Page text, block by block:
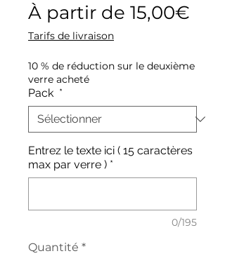
À partir de 15,00€
Tarifs de livraison
10 % de réduction sur le deuxième
verre acheté
Pack *
Entrez le texte ici ( 15 caractères
max par verre ) *
0/195
Quantité *